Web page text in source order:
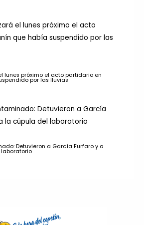
lunes próximo el acto partidario en
por las lluvias
Detuvieron a García Furfaro y a